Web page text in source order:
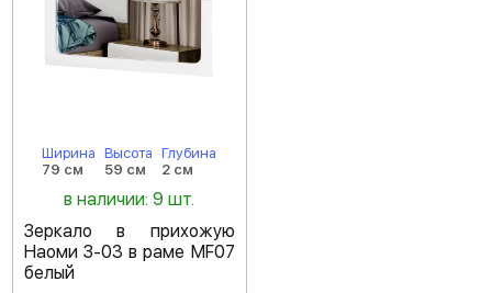
Ширина
79 см
Высота
59 см
Глубина
2 см
в наличии: 9 шт.
Зеркало в прихожую
Наоми З-03 в раме MF07
белый